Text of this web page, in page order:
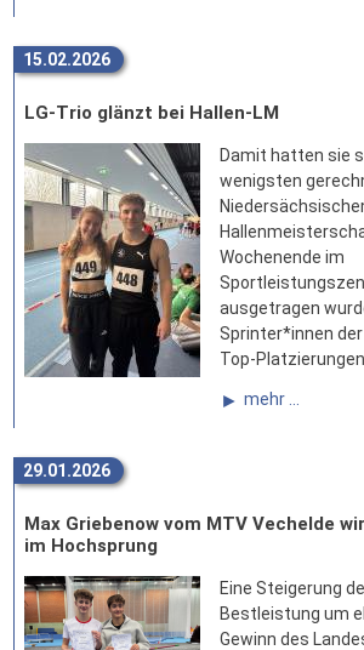
15.02.2026
LG-Trio glänzt bei Hallen-LM
Damit hatten sie
wenigsten
Wochenende im
ausgetragen
Sprinter*innen der
Top-
mehr ...
29.01.2026
Max Griebenow vom MTV Vechelde
im Hochsprung
Eine Steigerung
Bestleistung um
Gewinn des